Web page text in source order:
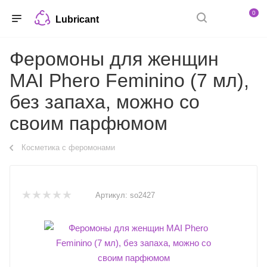
Lubricant
0
Феромоны для женщин
MAI Phero Feminino (7 мл),
без запаха, можно со
своим парфюмом
Косметика с феромонами
Артикул: so2427